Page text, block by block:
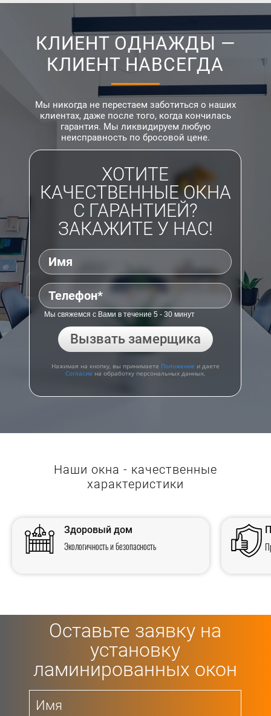
КЛИЕНТ ОДНАЖДЫ —
КЛИЕНТ НАВСЕГДА
Мы никогда не перестаем заботиться о наших
клиентах, даже после того, когда кончилась
гарантия. Мы ликвидируем любую
неисправность по бросовой цене.
ХОТИТЕ
КАЧЕСТВЕННЫЕ ОКНА
С ГАРАНТИЕЙ?
ЗАКАЖИТЕ У НАС!
Мы свяжемся с Вами в течение 5 - 30 минут
Вызвать замерщика
Нажимая на кнопку, вы принимаете Положение и даете
Согласие на обработку персональных данных.
Наши окна - качественные
характеристики
Здоровый дом
Экологичность и безопасность
Оставьте заявку на
установку
ламинированных окон